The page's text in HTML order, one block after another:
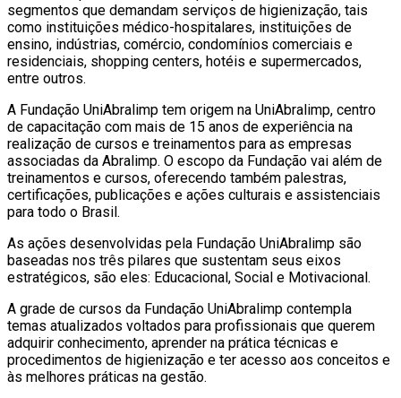
segmentos que demandam serviços de higienização, tais
como instituições médico-hospitalares, instituições de
ensino, indústrias, comércio, condomínios comerciais e
residenciais, shopping centers, hotéis e supermercados,
entre outros.
A Fundação UniAbralimp tem origem na UniAbralimp, centro
de capacitação com mais de 15 anos de experiência na
realização de cursos e treinamentos para as empresas
associadas da Abralimp. O escopo da Fundação vai além de
treinamentos e cursos, oferecendo também palestras,
certificações, publicações e ações culturais e assistenciais
para todo o Brasil.
As ações desenvolvidas pela Fundação UniAbralimp são
baseadas nos três pilares que sustentam seus eixos
estratégicos, são eles: Educacional, Social e Motivacional.
A grade de cursos da Fundação UniAbralimp contempla
temas atualizados voltados para profissionais que querem
adquirir conhecimento, aprender na prática técnicas e
procedimentos de higienização e ter acesso aos conceitos e
às melhores práticas na gestão.